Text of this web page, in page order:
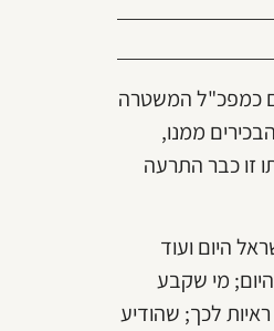
כמפכ"ל המשטרה
ממנו,
זו כבר התרעה
היום ועוד
מי שקבע
לכך; שהודיע